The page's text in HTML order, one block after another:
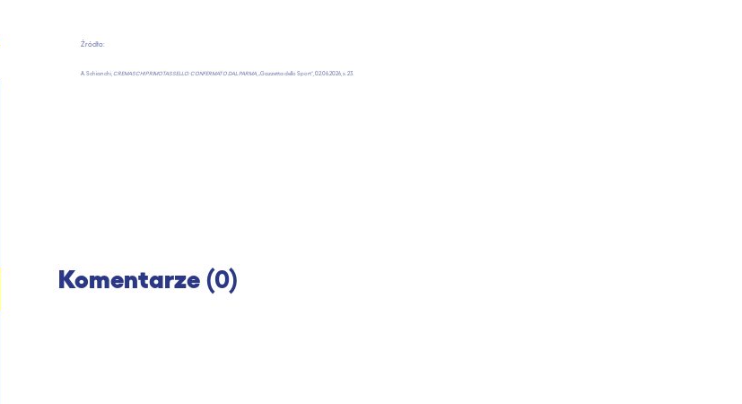
Źródło:
A. Schianchi, CREMASCHI PRIMOTASSELLO: CONFERMATO DAL PARMA , „Gazzetta dello Sport”, 02.06.2026, s. 23.
Komentarze (0)